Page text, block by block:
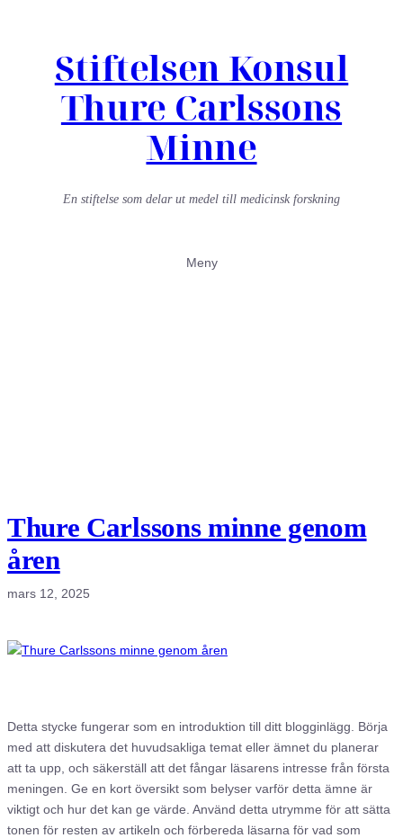
Stiftelsen Konsul
Thure Carlssons
Minne
En stiftelse som delar ut medel till medicinsk forskning
Meny
Thure Carlssons minne genom
åren
mars 12, 2025
Detta stycke fungerar som en introduktion till ditt blogginlägg. Börja
med att diskutera det huvudsakliga temat eller ämnet du planerar
att ta upp, och säkerställ att det fångar läsarens intresse från första
meningen. Ge en kort översikt som belyser varför detta ämne är
viktigt och hur det kan ge värde. Använd detta utrymme för att sätta
tonen för resten av artikeln och förbereda läsarna för vad som